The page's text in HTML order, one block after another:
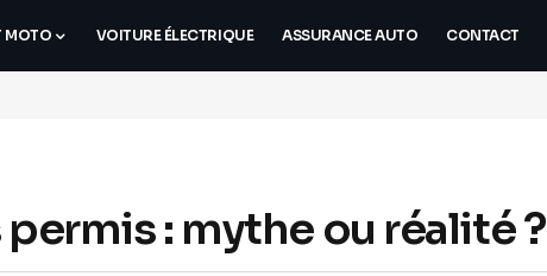
MOTO VOITURE ÉLECTRIQUE ASSURANCE AUTO CONTACT
: mythe ou réalité ?